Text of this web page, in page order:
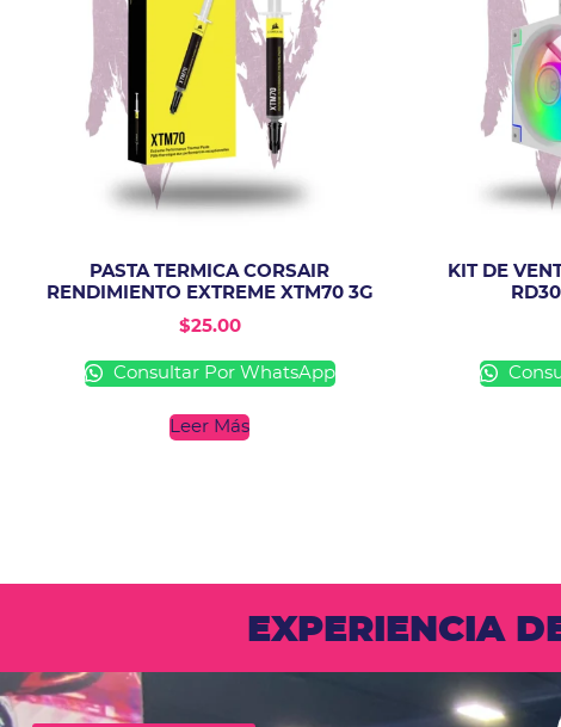
PASTA TERMICA CORSAIR
RENDIMIENTO EXTREME XTM70 3G
$25.00
Consultar Por WhatsApp
Leer Más
KIT DE
EXPERIENCIA